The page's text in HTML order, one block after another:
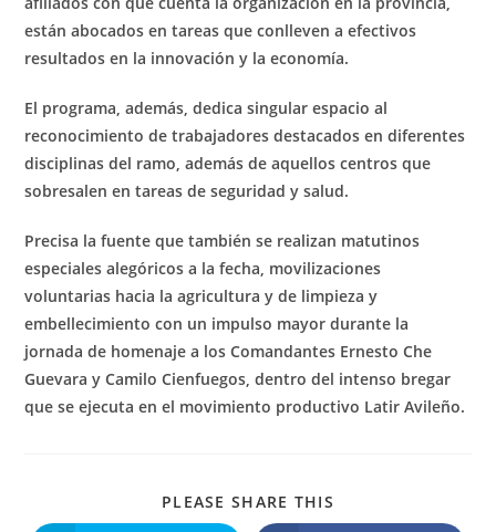
están abocados en tareas que conlleven a efectivos
resultados en la innovación y la economía.
El programa, además, dedica singular espacio al
reconocimiento de trabajadores destacados en diferentes
disciplinas del ramo, además de aquellos centros que
sobresalen en tareas de seguridad y salud.
Precisa la fuente que también se realizan matutinos
especiales alegóricos a la fecha, movilizaciones
voluntarias hacia la agricultura y de limpieza y
embellecimiento con un impulso mayor durante la
jornada de homenaje a los Comandantes Ernesto Che
Guevara y Camilo Cienfuegos, dentro del intenso bregar
que se ejecuta en el movimiento productivo Latir Avileño.
PLEASE SHARE THIS